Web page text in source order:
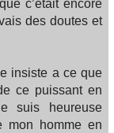
c’était encore
des doutes et
insiste a ce que
ce puissant en
suis heureuse
mon homme en